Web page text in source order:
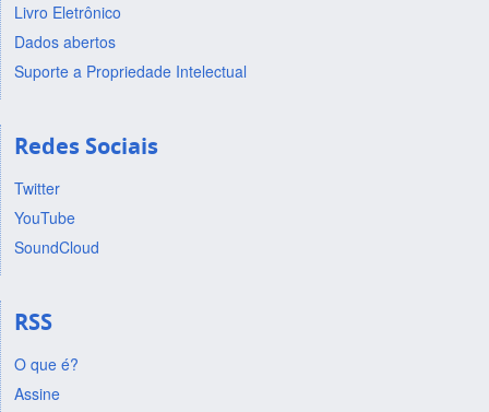
Livro Eletrônico
Dados abertos
Suporte a Propriedade Intelectual
Redes Sociais
Twitter
YouTube
SoundCloud
RSS
O que é?
Assine